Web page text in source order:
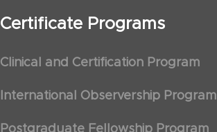
Certificate Programs
Clinical and Certification Program
International Observership Program
Postgraduate Fellowship Program